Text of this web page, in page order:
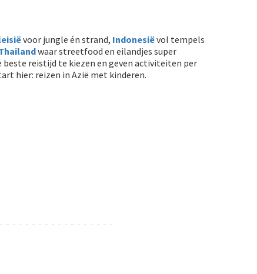
voor jungle én strand, Indonesiëvol tempels
waar streetfood en eilandjes super
reistijd te kiezen en geven activiteiten per
hier: reizen in Azië met kinderen.
- - - - - - - - - - - - - - - - -